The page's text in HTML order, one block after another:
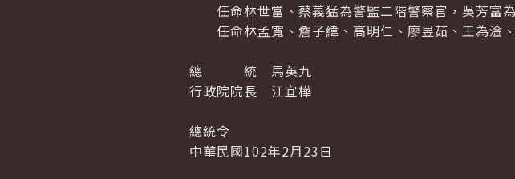
任命林世當、蔡義猛為警監二階警察官，吳芳富為
任命林孟寬、詹子緯、高明仁、廖昱茹、王為淦、
總 統 馬英九
行政院院長 江宜樺
總統令
中華民國102年2月23日